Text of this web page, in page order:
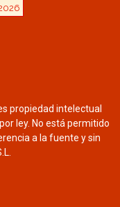
propiedad intelectual
ley. No está permitido
a la fuente y sin